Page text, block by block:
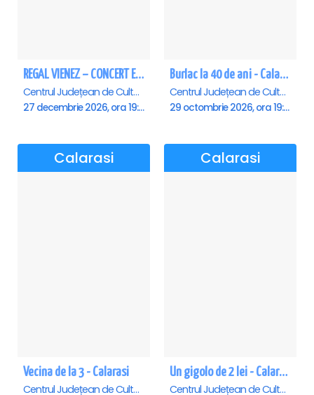
REGAL VIENEZ – CONCERT EXTRAORDINAR DE CRACIUN - Calarasi
Centrul Județean de Cultură și Creație Călărași - Sala , Calarasi
27 decembrie 2026, ora 19:00
Burlac la 40 de ani - Calarasi
Centrul Județean de Cultură și Creație Călărași - Sala , Calarasi
29 octombrie 2026, ora 19:00
Calarasi
Vecina de la 3 - Calarasi
Centrul Județean de Cultură și Creație Călărași - Sala , Calarasi
Calarasi
Un gigolo de 2 lei - Calarasi
Centrul Județean de Cultură și Creație Călărași - Sala , Calarasi